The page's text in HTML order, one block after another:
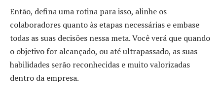
Então, defina uma rotina para isso, alinhe os
colaboradores quanto às etapas necessárias e embase
todas as suas decisões nessa meta. Você verá que quando
o objetivo for alcançado, ou até ultrapassado, as suas
habilidades serão reconhecidas e muito valorizadas
dentro da empresa.